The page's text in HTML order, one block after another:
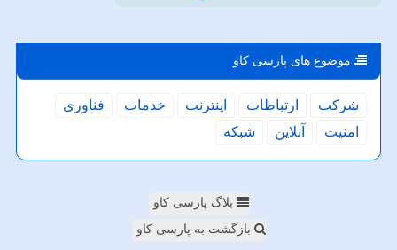
موضوع های پارسی كاو
شركت ارتباطات اینترنت خدمات
فناوری
امنیت
آنلاین شبكه
بلاگ پارسی کاو
بازگشت به پارسی کاو